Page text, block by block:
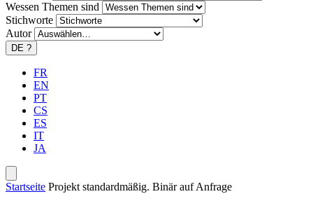
Wessen Themen sind
Stichworte
Autor
DE ?
FR
EN
PT
CS
ES
IT
JA
Startseite Projekt standardmäßig. Binär auf Anfrage